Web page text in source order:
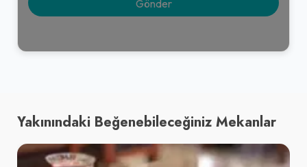
Yakınındaki Beğenebileceğiniz Mekanlar